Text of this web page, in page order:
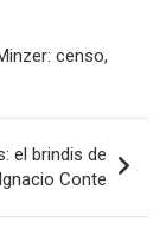
censo,
el brindis de
Conte